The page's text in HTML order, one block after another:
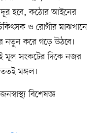
দূর হবে, কঠোর আইনের
ও রোগীর মাঝখানে
নতুন করে গড়ে উঠবে।
মূল সংকটের দিকে নজর
মঙ্গল।
বিশেষজ্ঞ